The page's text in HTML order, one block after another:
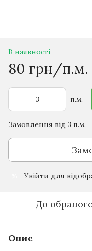
В наявності
80 грн/п.м.
п.м.
Замовлення від 3 п.м.
Увійти для
До
Опис